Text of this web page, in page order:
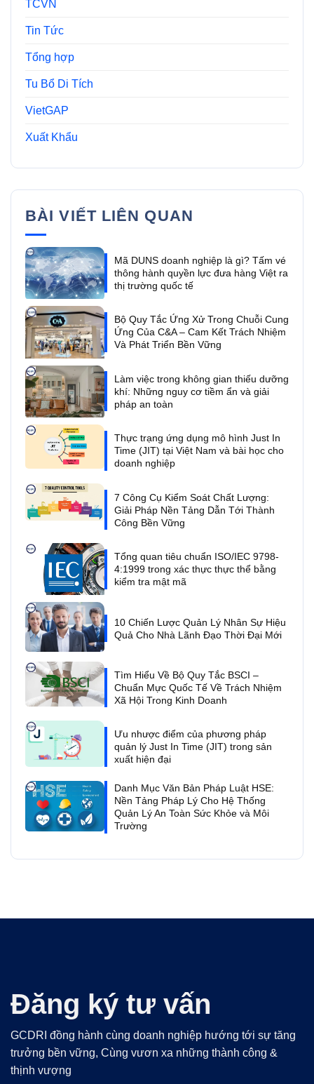
TCVN
Tin Tức
Tổng hợp
Tu Bổ Di Tích
VietGAP
Xuất Khẩu
BÀI VIẾT LIÊN QUAN
Mã DUNS doanh nghiệp là gì? Tấm vé
thông hành quyền lực đưa hàng Việt ra
thị trường quốc tế
Bộ Quy Tắc Ứng Xử Trong Chuỗi Cung
Ứng Của C&A – Cam Kết Trách Nhiệm
Và Phát Triển Bền Vững
Làm việc trong không gian thiếu dưỡng
khí: Những nguy cơ tiềm ẩn và giải
pháp an toàn
Thực trạng ứng dụng mô hình Just In
Time (JIT) tại Việt Nam và bài học cho
doanh nghiệp
7 Công Cụ Kiểm Soát Chất Lượng:
Giải Pháp Nền Tảng Dẫn Tới Thành
Công Bền Vững
Tổng quan tiêu chuẩn ISO/IEC 9798-
4:1999 trong xác thực thực thể bằng
kiểm tra mật mã
10 Chiến Lược Quản Lý Nhân Sự Hiệu
Quả Cho Nhà Lãnh Đạo Thời Đại Mới
Tìm Hiểu Về Bộ Quy Tắc BSCI –
Chuẩn Mực Quốc Tế Về Trách Nhiệm
Xã Hội Trong Kinh Doanh
Ưu nhược điểm của phương pháp
quản lý Just In Time (JIT) trong sản
xuất hiện đại
Danh Mục Văn Bản Pháp Luật HSE:
Nền Tảng Pháp Lý Cho Hệ Thống
Quản Lý An Toàn Sức Khỏe và Môi
Trường
Đăng ký tư vấn
GCDRI đồng hành cùng doanh nghiệp hướng tới sự tăng
trưởng bền vững, Cùng vươn xa những thành công &
thịnh vượng